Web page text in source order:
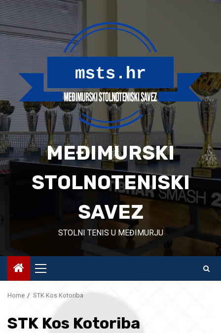
Skip
to
content
MEĐIMURSKI
STOLNOTENISKI
SAVEZ
STOLNI TENIS U MEĐIMURJU
Primary
Menu
Home STK Kos Kotoriba
STK Kos Kotoriba